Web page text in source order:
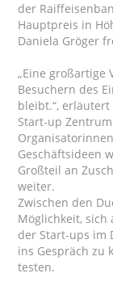
der
Hauptpreis in
Daniela Gröger
„Eine großartige
Besuchern des
bleibt.“,
Start-up
Geschäftsideen
Großteil an
weiter.
Zwischen den
Möglichkeit, sich
der Start-ups im
ins Gespräch zu
testen.